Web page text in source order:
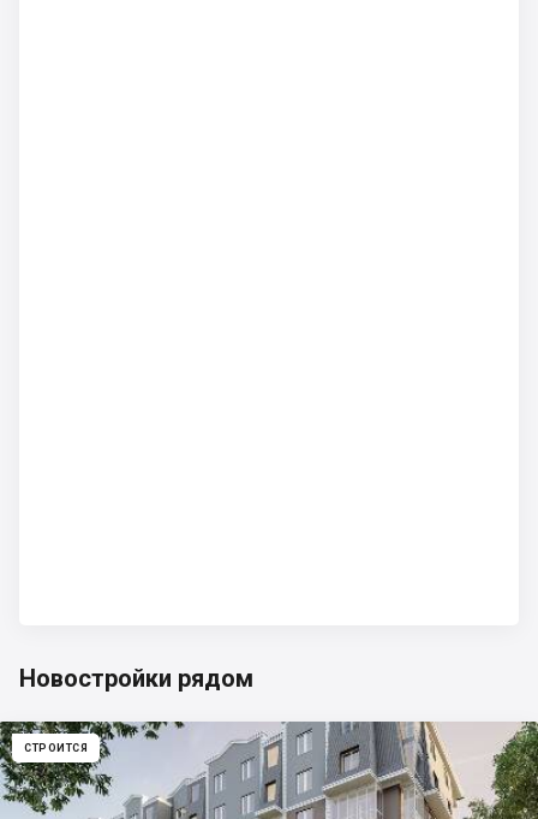
Новостройки рядом
СТРОИТСЯ